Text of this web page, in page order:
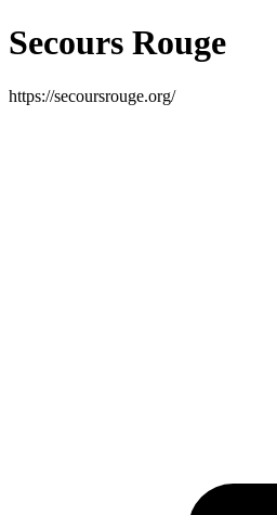
Secours Rouge
https://secoursrouge.org/